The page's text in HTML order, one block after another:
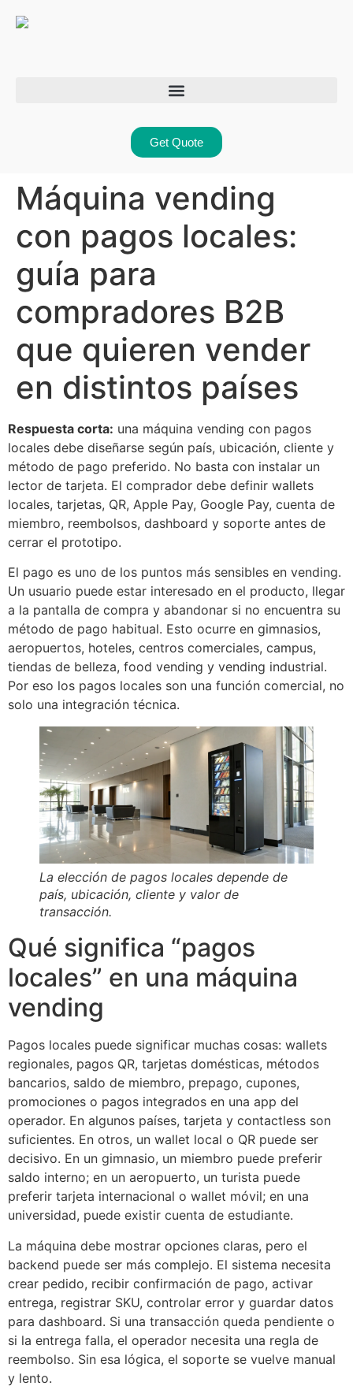
Get Quote
Máquina vending
con pagos locales:
guía para
compradores B2B
que quieren vender
en distintos países
Respuesta corta: una máquina vending con pagos
locales debe diseñarse según país, ubicación, cliente y
método de pago preferido. No basta con instalar un
lector de tarjeta. El comprador debe definir wallets
locales, tarjetas, QR, Apple Pay, Google Pay, cuenta de
miembro, reembolsos, dashboard y soporte antes de
cerrar el prototipo.
El pago es uno de los puntos más sensibles en vending.
Un usuario puede estar interesado en el producto, llegar
a la pantalla de compra y abandonar si no encuentra su
método de pago habitual. Esto ocurre en gimnasios,
aeropuertos, hoteles, centros comerciales, campus,
tiendas de belleza, food vending y vending industrial.
Por eso los pagos locales son una función comercial, no
solo una integración técnica.
La elección de pagos locales depende de
país, ubicación, cliente y valor de
transacción.
Qué significa “pagos
locales” en una máquina
vending
Pagos locales puede significar muchas cosas: wallets
regionales, pagos QR, tarjetas domésticas, métodos
bancarios, saldo de miembro, prepago, cupones,
promociones o pagos integrados en una app del
operador. En algunos países, tarjeta y contactless son
suficientes. En otros, un wallet local o QR puede ser
decisivo. En un gimnasio, un miembro puede preferir
saldo interno; en un aeropuerto, un turista puede
preferir tarjeta internacional o wallet móvil; en una
universidad, puede existir cuenta de estudiante.
La máquina debe mostrar opciones claras, pero el
backend puede ser más complejo. El sistema necesita
crear pedido, recibir confirmación de pago, activar
entrega, registrar SKU, controlar error y guardar datos
para dashboard. Si una transacción queda pendiente o
si la entrega falla, el operador necesita una regla de
reembolso. Sin esa lógica, el soporte se vuelve manual
y lento.